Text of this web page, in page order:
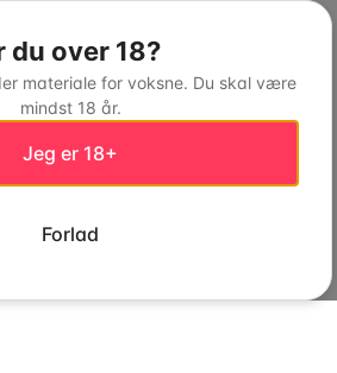
du over 18?
materiale for voksne. Du skal være
mindst 18 år.
Jeg er 18+
Forlad